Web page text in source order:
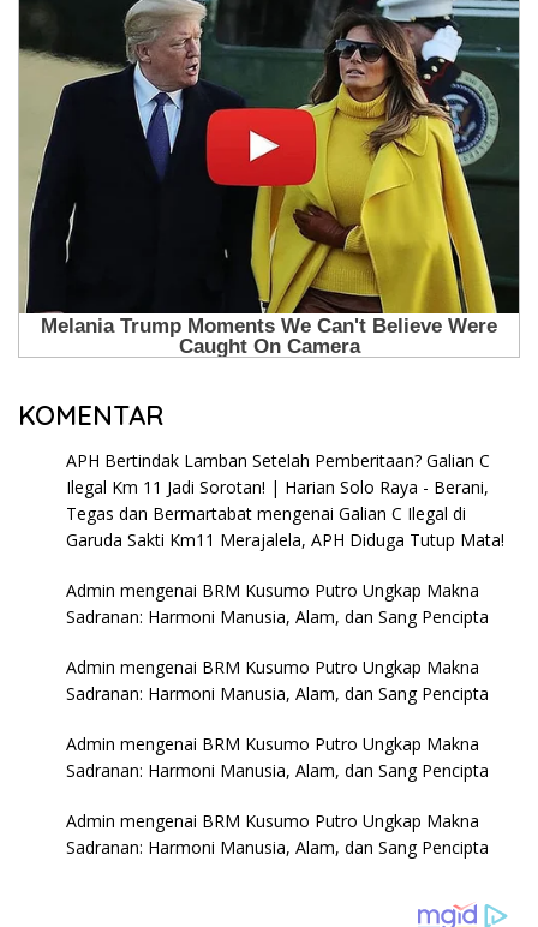
KOMENTAR
APH Bertindak Lamban Setelah Pemberitaan? Galian C
Ilegal Km 11 Jadi Sorotan! | Harian Solo Raya - Berani,
Tegas dan Bermartabat mengenai Galian C Ilegal di
Garuda Sakti Km11 Merajalela, APH Diduga Tutup Mata!
Admin mengenai BRM Kusumo Putro Ungkap Makna
Sadranan: Harmoni Manusia, Alam, dan Sang Pencipta
Admin mengenai BRM Kusumo Putro Ungkap Makna
Sadranan: Harmoni Manusia, Alam, dan Sang Pencipta
Admin mengenai BRM Kusumo Putro Ungkap Makna
Sadranan: Harmoni Manusia, Alam, dan Sang Pencipta
Admin mengenai BRM Kusumo Putro Ungkap Makna
Sadranan: Harmoni Manusia, Alam, dan Sang Pencipta